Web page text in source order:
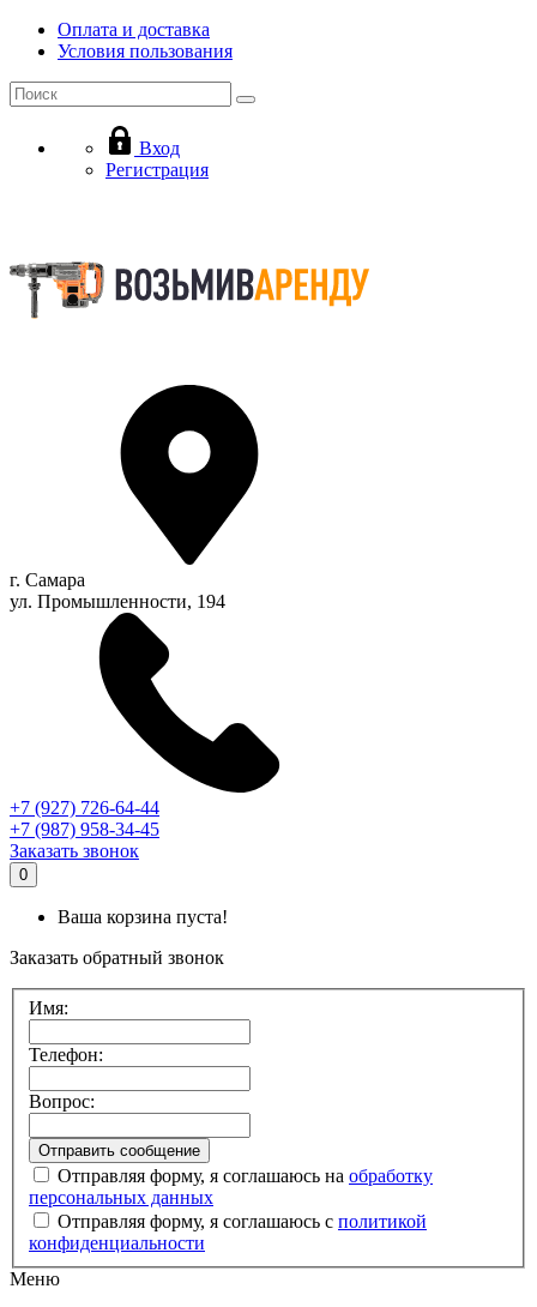
Оплата и доставка
Условия пользования
Вход
Регистрация
г. Самара
ул. Промышленности, 194
+7 (927) 726-64-44
+7 (987) 958-34-45
Заказать звонок
0
Ваша корзина пуста!
Заказать обратный звонок
Имя:
Телефон:
Вопрос:
Отправляя форму, я соглашаюсь на обработку
персональных данных
Отправляя форму, я соглашаюсь с политикой
конфиденциальности
Меню